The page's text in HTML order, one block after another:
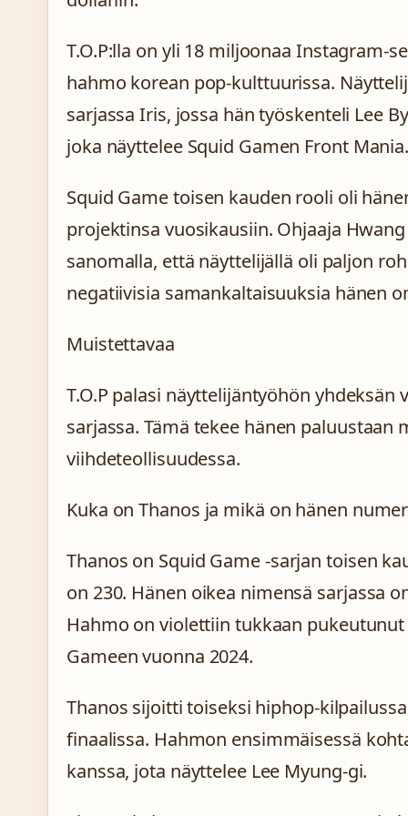
T.O.P:lla on yli 18 miljoonaa Instagram-
hahmo korean pop-kulttuurissa.
sarjassa Iris, jossa hän työskenteli Lee
joka näyttelee Squid Gamen Front
Squid Game toisen kauden rooli oli
projektinsa vuosikausiin. Ohjaaja
sanomalla, että näyttelijällä oli paljon
negatiivisia samankaltaisuuksia hänen
Muistettavaa
T.O.P palasi näyttelijäntyöhön yhdeksän
sarjassa. Tämä tekee hänen
viihdeteollisuudessa.
Kuka on Thanos ja mikä on hänen
Thanos on Squid Game -sarjan toisen
on 230. Hänen oikea nimensä sarjassa
Hahmo on violettiin tukkaan
Gameen vuonna 2024.
Thanos sijoitti toiseksi hiphop-
finaalissa. Hahmon ensimmäisessä
kanssa, jota näyttelee Lee Myung-gi.